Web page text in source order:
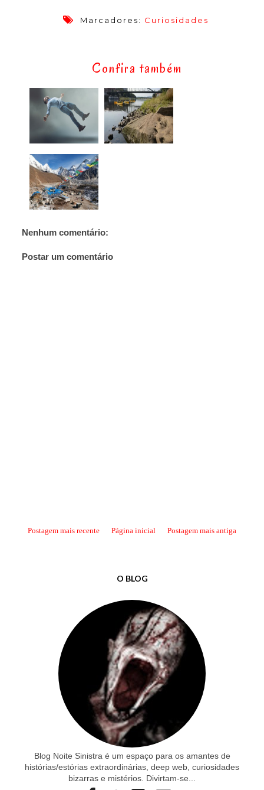
Marcadores: Curiosidades
Confira também
Nenhum comentário:
Postar um comentário
Postagem mais recente Postagem mais antiga
Página inicial
O BLOG
Blog Noite Sinistra é um espaço para os amantes de
histórias/estórias extraordinárias, deep web, curiosidades
bizarras e mistérios. Divirtam-se...